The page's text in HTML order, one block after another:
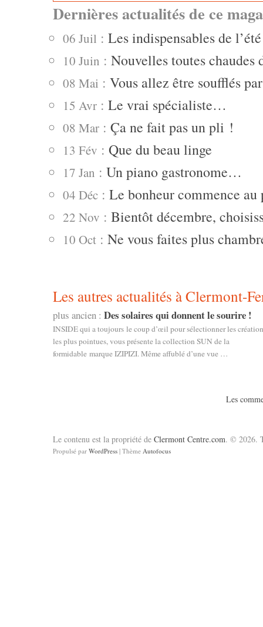
Dernières actualités de ce
06 Juil : Les indispensables de l’été
10 Juin : Nouvelles toutes
08 Mai : Vous allez être soufflés
15 Avr: Le vrai spécialiste…
08 Mar: Ça ne fait pas un pli !
13 Fév : Que du beau linge
17 Jan : Un piano gastronome…
04 Déc : Le bonheur commence
22 Nov : Bientôt décembre,
10 Oct: Ne vous faites plus
Les autres actualités à Clermont-
plus ancien : Des solaires qui donnent le sourire !
INSIDE qui a toujours le coup d’œil pour sélectionner les
les plus pointues, vous présente la collection SUN de la
formidable marque IZIPIZI. Même affublé d’une vue …
Les
Le contenu est la propriété de Clermont Centre.com. © 2026.
Propulsé par WordPress | Thème Autofocus